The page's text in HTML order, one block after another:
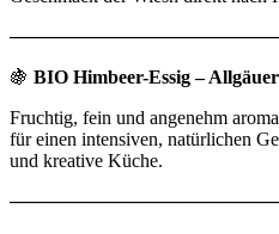
🍇 BIO Himbeer-Essig –
Fruchtig, fein und angenehm
für einen intensiven, natürlichen
und kreative Küche.